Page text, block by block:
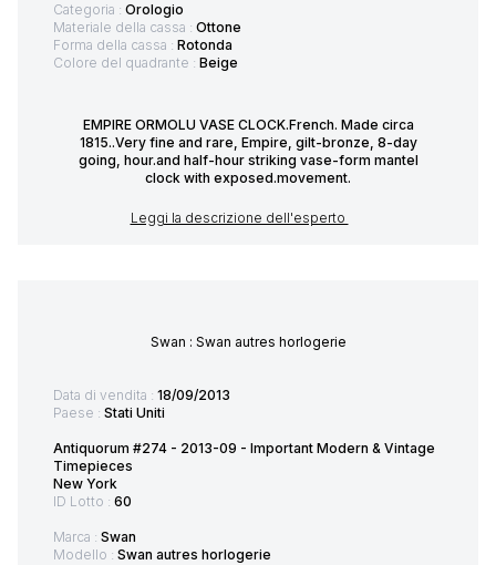
Categoria : Orologio
Materiale della cassa : Ottone
Forma della cassa : Rotonda
Colore del quadrante : Beige
EMPIRE ORMOLU VASE CLOCK.French. Made circa
1815..Very fine and rare, Empire, gilt-bronze, 8-day
going, hour.and half-hour striking vase-form mantel
clock with exposed.movement.
Leggi la descrizione dell'esperto
Swan : Swan autres horlogerie
Data di vendita : 18/09/2013
Paese : Stati Uniti
Antiquorum #274 - 2013-09 - Important Modern & Vintage
Timepieces
New York
ID Lotto : 60
Marca : Swan
Modello : Swan autres horlogerie